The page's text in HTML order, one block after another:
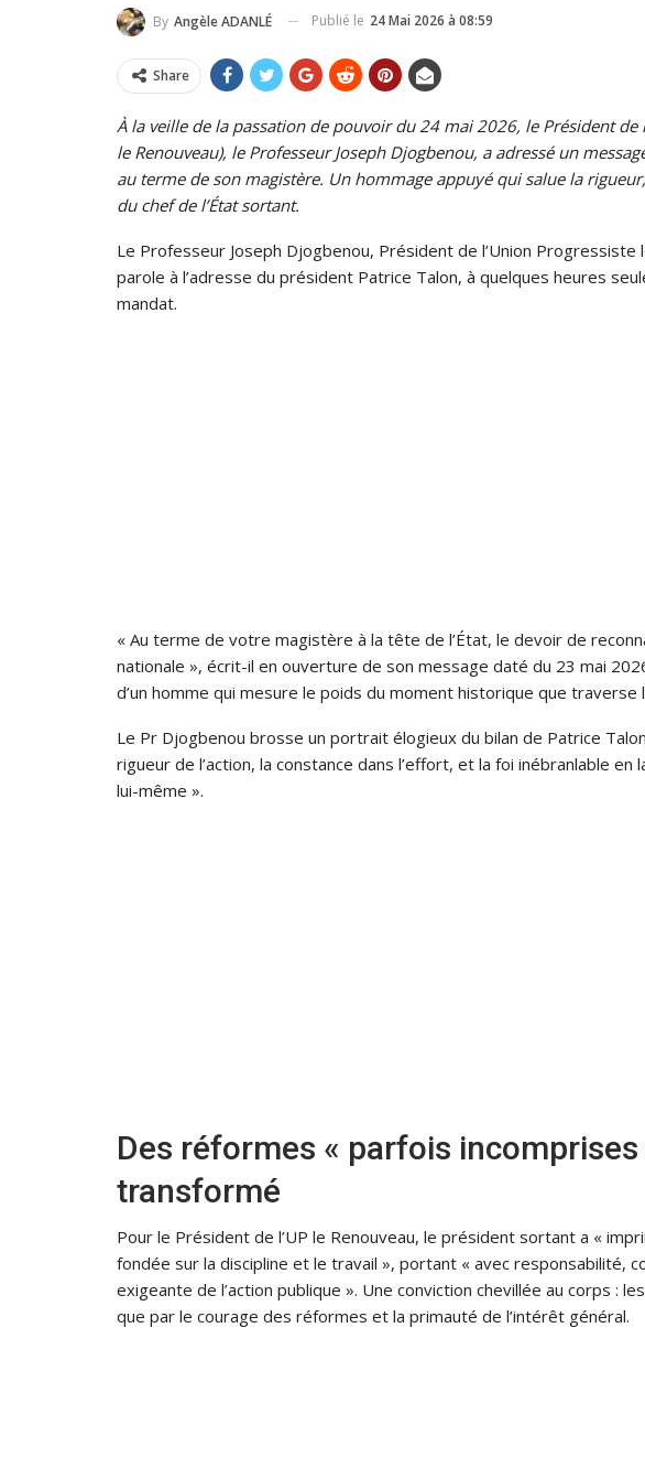
By Angèle ADANLÉ Publié le 24 Mai 2026 à 08:59
Share
À la veille de la passation de pouvoir du 24 mai 2026, le Président de
le Renouveau), le Professeur Joseph Djogbenou, a adressé un
au terme de son magistère. Un hommage appuyé qui salue la
du chef de l’État sortant.
Le Professeur Joseph Djogbenou, Président de l’Union Progressiste
parole à l’adresse du président Patrice Talon, à quelques heures
mandat.
« Au terme de votre magistère à la tête de l’État, le devoir de
nationale », écrit-il en ouverture de son message daté du 23 mai
d’un homme qui mesure le poids du moment historique que traverse
Le Pr Djogbenou brosse un portrait élogieux du bilan de Patrice
rigueur de l’action, la constance dans l’effort, et la foi inébranlable en
lui-même ».
Des réformes « parfois incomprises
transformé
Pour le Président de l’UP le Renouveau, le président sortant a «
fondée sur la discipline et le travail », portant « avec responsabilité,
exigeante de l’action publique ». Une conviction chevillée au corps :
que par le courage des réformes et la primauté de l’intérêt général.